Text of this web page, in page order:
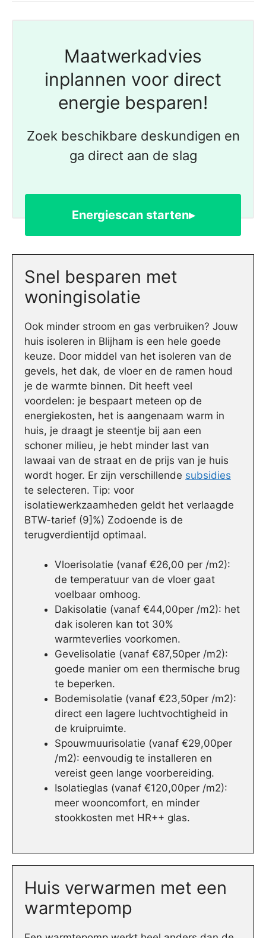
Maatwerkadvies
inplannen voor direct
energie besparen!
Zoek beschikbare deskundigen en
ga direct aan de slag
Energiescan starten▸
Snel besparen met
woningisolatie
Ook minder stroom en gas verbruiken? Jouw
huis isoleren in Blijham is een hele goede
keuze. Door middel van het isoleren van de
gevels, het dak, de vloer en de ramen houd
je de warmte binnen. Dit heeft veel
voordelen: je bespaart meteen op de
energiekosten, het is aangenaam warm in
huis, je draagt je steentje bij aan een
schoner milieu, je hebt minder last van
lawaai van de straat en de prijs van je huis
wordt hoger. Er zijn verschillende subsidies
te selecteren. Tip: voor
isolatiewerkzaamheden geldt het verlaagde
BTW-tarief (9]%) Zodoende is de
terugverdientijd optimaal.
Vloerisolatie (vanaf €26,00 per /m2):
de temperatuur van de vloer gaat
voelbaar omhoog.
Dakisolatie (vanaf €44,00per /m2): het
dak isoleren kan tot 30%
warmteverlies voorkomen.
Gevelisolatie (vanaf €87,50per /m2):
goede manier om een thermische brug
te beperken.
Bodemisolatie (vanaf €23,50per /m2):
direct een lagere luchtvochtigheid in
de kruipruimte.
Spouwmuurisolatie (vanaf €29,00per
/m2): eenvoudig te installeren en
vereist geen lange voorbereiding.
Isolatieglas (vanaf €120,00per /m2):
meer wooncomfort, en minder
stookkosten met HR++ glas.
Huis verwarmen met een
warmtepomp